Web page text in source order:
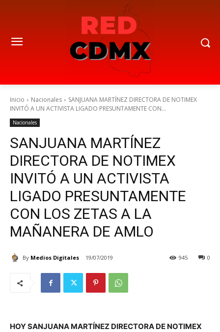
Inicio Nacionales
SANJUANA MARTÍNEZ DIRECTORA DE NOTIMEX
INVITÓ A UN ACTIVISTA LIGADO PRESUNTAMENTE CON...
Nacionales
SANJUANA MARTÍNEZ
DIRECTORA DE NOTIMEX
INVITÓ A UN ACTIVISTA
LIGADO PRESUNTAMENTE
CON LOS ZETAS A LA
MAÑANERA DE AMLO
By Medios Digitales 19/07/2019 0
945
HOY SANJUANA MARTÍNEZ DIRECTORA DE NOTIMEX